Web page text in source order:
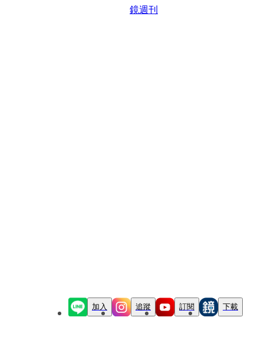
鏡週刊
加入 追蹤 訂閱 下載